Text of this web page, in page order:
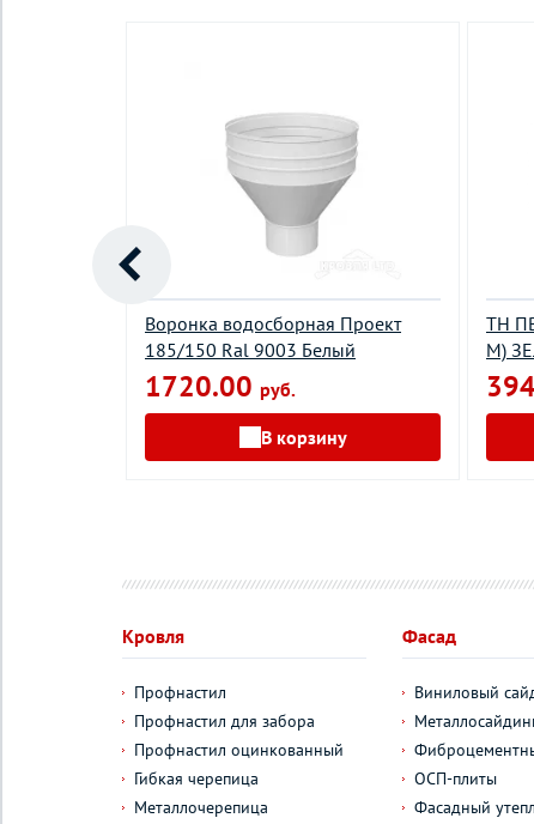
Воронка водосборная Проект
185/150 Ral 9003 Белый
1720.00 руб.
В корзину
ТН
М)
Кровля
Профнастил
Профнастил для забора
Профнастил оцинкованный
Гибкая черепица
Металлочерепица
Фасад
Виниловый
ОСП-плиты
Фасадный